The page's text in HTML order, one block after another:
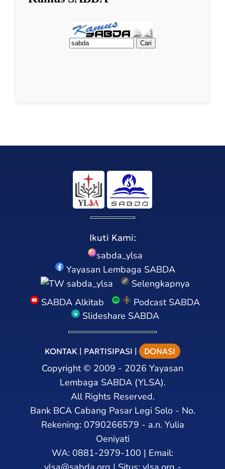
Ikuti Kami:
sabda_ylsa
Yayasan Lembaga SABDA
sabda_ylsa
Selengkapnya
SABDA Alkitab
Podcast SABDA
Slideshare SABDA
KONTAK | PARTISIPASI | DONASI
Copyright© 2009 - 2026 Yayasan
Lembaga SABDA (YLSA).
All Rights Reserved.
Bank BCA Cabang Pasar Legi Solo - No.
Rekening: 0790266579 - a.n. Yulia
Oeniyati
WA: 0881-2979-100 | Email: